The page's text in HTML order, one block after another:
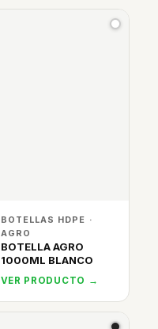
BOTELLAS HDPE ·
AGRO
BOTELLA AGRO
1000ML BLANCO
VER PRODUCTO →